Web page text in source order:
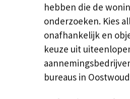
hebben die de
onderzoeken. Kies
onafhankelijk en
keuze uit
bureaus in